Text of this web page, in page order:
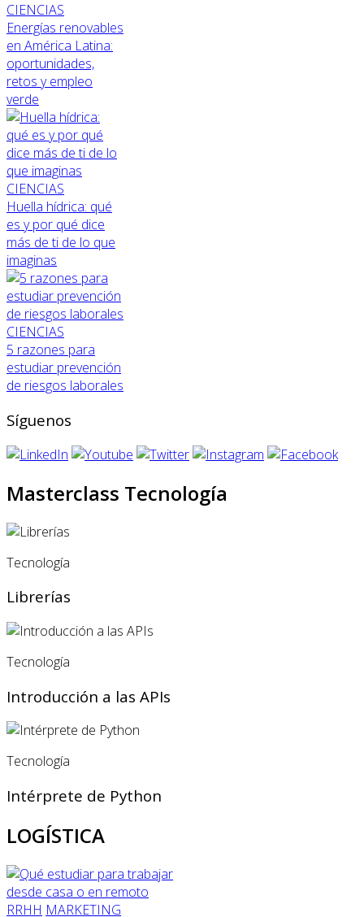
CIENCIAS
Energías renovables
en América Latina:
oportunidades,
retos y empleo
verde
CIENCIAS
Huella hídrica: qué
es y por qué dice
más de ti de lo que
imaginas
CIENCIAS
5 razones para
estudiar prevención
de riesgos laborales
Síguenos
Masterclass Tecnología
Tecnología
Librerías
Tecnología
Introducción a las APIs
Tecnología
Intérprete de Python
LOGÍSTICA
RRHH MARKETING